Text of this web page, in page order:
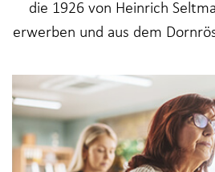
die 1926 von Heinrich
erwerben und aus dem